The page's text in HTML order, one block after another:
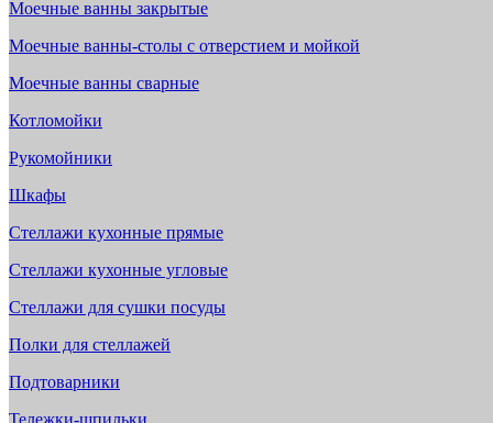
Моечные ванны закрытые
Моечные ванны-столы с отверстием и мойкой
Моечные ванны сварные
Котломойки
Рукомойники
Шкафы
Стеллажи кухонные прямые
Стеллажи кухонные угловые
Стеллажи для сушки посуды
Полки для стеллажей
Подтоварники
Тележки-шпильки